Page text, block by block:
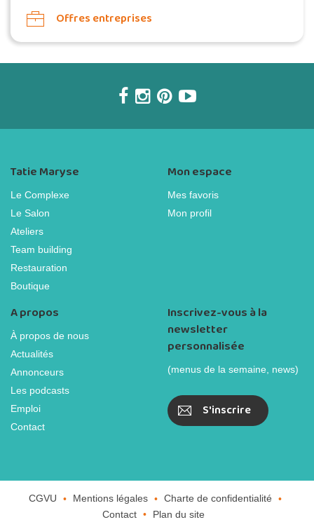
Offres entreprises
Tatie Maryse
Le Complexe
Le Salon
Ateliers
Team building
Restauration
Boutique
Mon espace
Mes favoris
Mon profil
A propos
À propos de nous
Actualités
Annonceurs
Les podcasts
Emploi
Contact
Inscrivez-vous à la
newsletter
personnalisée
(menus de la semaine, news)
S'inscrire
CGVU Mentions légales
Charte de confidentialité
Contact
Plan du site